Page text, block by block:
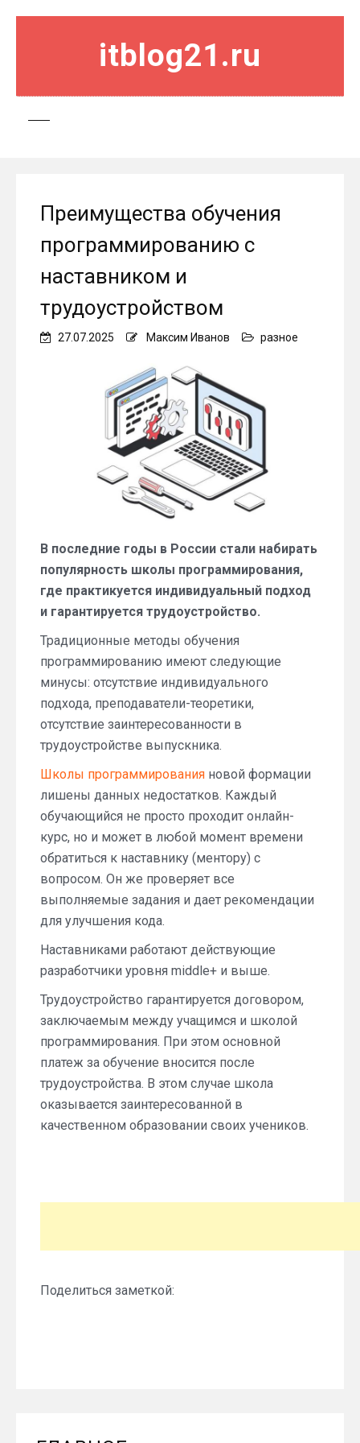
itblog21.ru
Преимущества обучения
программированию с
наставником и
трудоустройством
27.07.2025 Максим Иванов разное
В последние годы в России стали набирать
популярность школы программирования,
где практикуется индивидуальный подход
и гарантируется трудоустройство.
Традиционные методы обучения
программированию имеют следующие
минусы: отсутствие индивидуального
подхода, преподаватели-теоретики,
отсутствие заинтересованности в
трудоустройстве выпускника.
Школы программирования новой формации
лишены данных недостатков. Каждый
обучающийся не просто проходит онлайн-
курс, но и может в любой момент времени
обратиться к наставнику (ментору) с
вопросом. Он же проверяет все
выполняемые задания и дает рекомендации
для улучшения кода.
Наставниками работают действующие
разработчики уровня middle+ и выше.
Трудоустройство гарантируется договором,
заключаемым между учащимся и школой
программирования. При этом основной
платеж за обучение вносится после
трудоустройства. В этом случае школа
оказывается заинтересованной в
качественном образовании своих учеников.
Поделиться заметкой: